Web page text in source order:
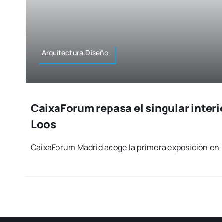
Arquitectura,Diseño
CaixaForum repasa el singular
Loos
Cai­xa­Fo­rum Madrid aco­ge la pri­me­ra expo­si­ción